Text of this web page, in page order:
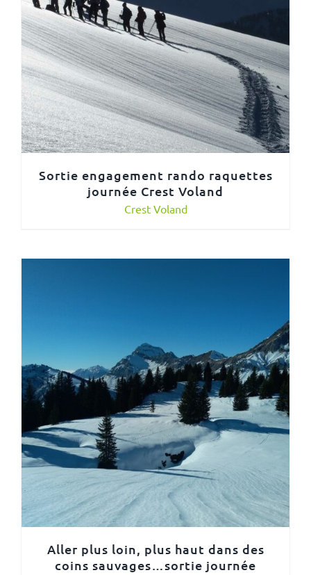
Sortie engagement rando raquettes
journée Crest Voland
Crest Voland
Aller plus loin, plus haut dans des
coins sauvages…sortie journée